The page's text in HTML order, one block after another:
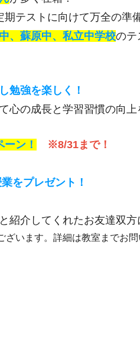
期テストに向けて万全の準
、蘇原中、私立中学校のテ
勉強を楽しく！
心の成長と学習習慣の向
ン！
※8/31まで！
をプレゼント！
紹介してくれたお友達双方
います。詳細は教室までお問